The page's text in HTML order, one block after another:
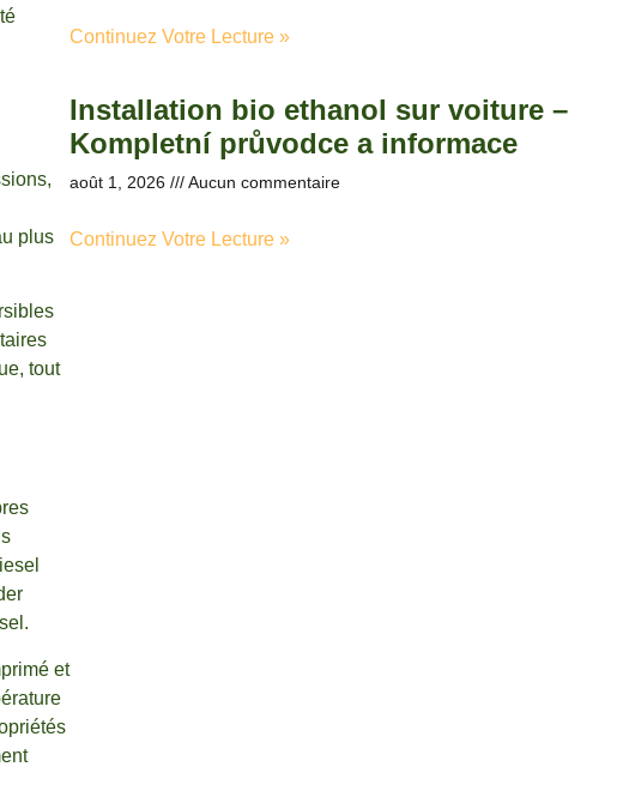
plus
tout
et
Continuez Votre Lecture »
Installation bio ethanol sur voiture –
Kompletní průvodce a informace
août 1, 2026 Aucun commentaire
Continuez Votre Lecture »